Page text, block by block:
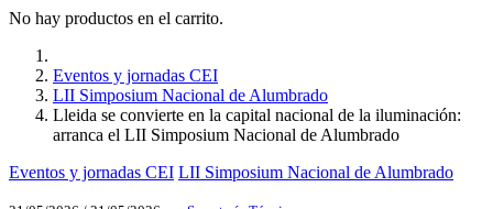
No hay productos en el carrito.
Eventos y jornadas CEI
LII Simposium Nacional de Alumbrado
Lleida se convierte en la capital nacional de la iluminación:
arranca el LII Simposium Nacional de Alumbrado
Eventos y jornadas CEI LII Simposium Nacional de Alumbrado